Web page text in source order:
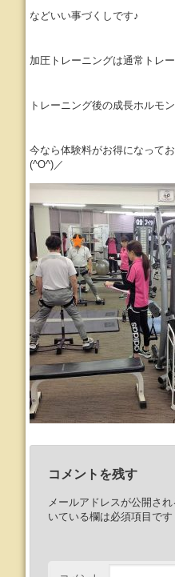
などいい事づくしです♪
加圧トレーニングは通常トレ
トレーニング後の成長ホルモ
今なら体験料がお得になって
(^O^)／
コメントを残す
メールアドレスが公開され
いている欄は必須項目です